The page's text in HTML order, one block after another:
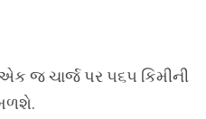
જ ચાર્જ પર ૫૬૫ કિમીની